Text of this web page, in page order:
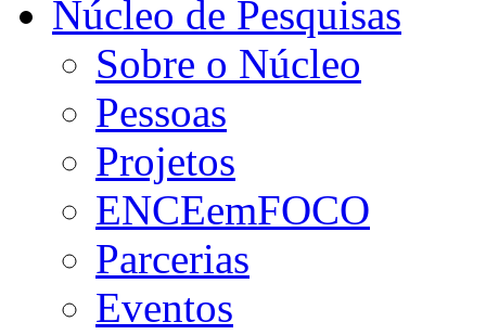
Núcleo de Pesquisas
Sobre o Núcleo
Pessoas
Projetos
ENCEemFOCO
Parcerias
Eventos